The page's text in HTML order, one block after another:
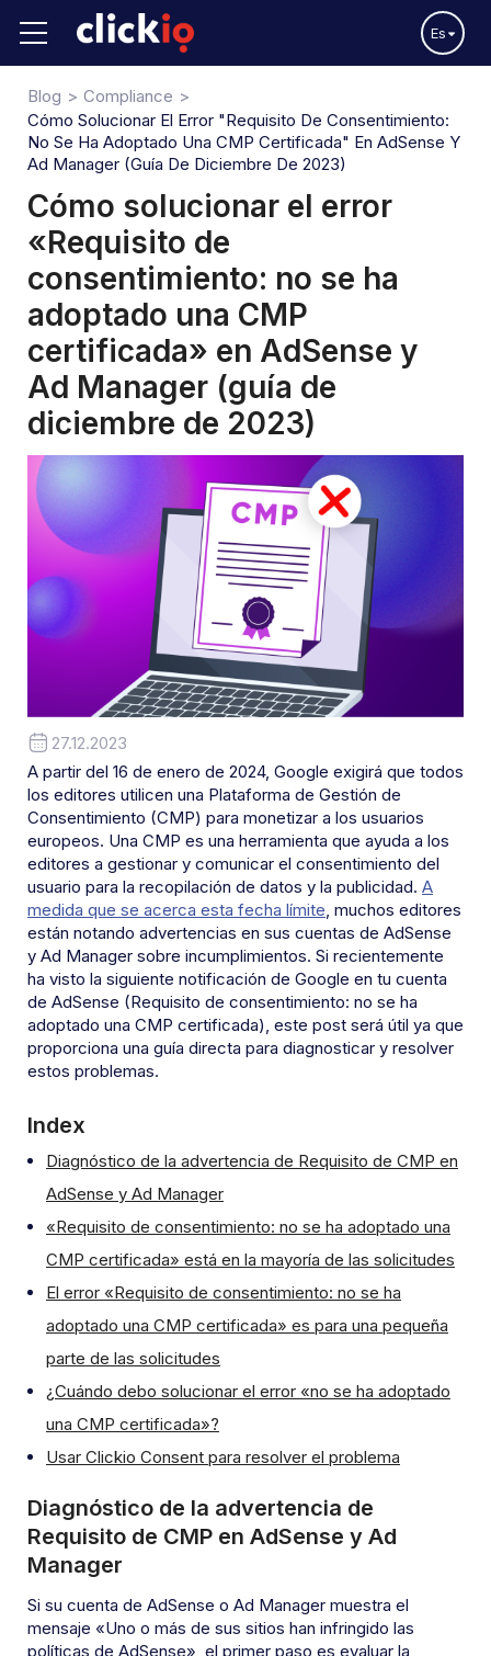
Es
Blog
Compliance
Cómo Solucionar El Error "Requisito De Consentimiento:
No Se Ha Adoptado Una CMP Certificada" En AdSense Y
Ad Manager (guía De Diciembre De 2023)
Cómo solucionar el error
«Requisito de
consentimiento: no se ha
adoptado una CMP
certificada» en AdSense y
Ad Manager (guía de
diciembre de 2023)
27.12.2023
A partir del 16 de enero de 2024, Google exigirá que todos
los editores utilicen una Plataforma de Gestión de
Consentimiento (CMP) para monetizar a los usuarios
europeos. Una CMP es una herramienta que ayuda a los
editores a gestionar y comunicar el consentimiento del
usuario para la recopilación de datos y la publicidad. A
medida que se acerca esta fecha límite, muchos editores
están notando advertencias en sus cuentas de AdSense
y Ad Manager sobre incumplimientos. Si recientemente
ha visto la siguiente notificación de Google en tu cuenta
de AdSense (Requisito de consentimiento: no se ha
adoptado una CMP certificada), este post será útil ya que
proporciona una guía directa para diagnosticar y resolver
estos problemas.
Index
Diagnóstico de la advertencia de Requisito de CMP en
AdSense y Ad Manager
«Requisito de consentimiento: no se ha adoptado una
CMP certificada» está en la mayoría de las solicitudes
El error «Requisito de consentimiento: no se ha
adoptado una CMP certificada» es para una pequeña
parte de las solicitudes
¿Cuándo debo solucionar el error «no se ha adoptado
una CMP certificada»?
Usar Clickio Consent para resolver el problema
Diagnóstico de la advertencia de
Requisito de CMP en AdSense y Ad
Manager
Si su cuenta de AdSense o Ad Manager muestra el
mensaje «Uno o más de sus sitios han infringido las
políticas de AdSense», el primer paso es evaluar la